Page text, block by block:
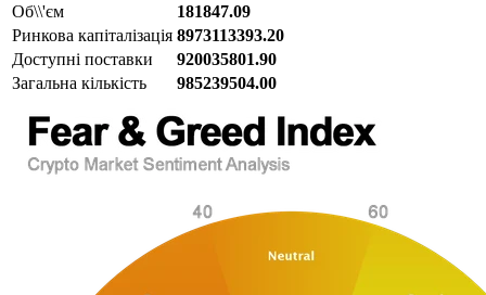
Об\\'єм
181847.09
Ринкова капіталізація 8973113393.20
Доступні поставки
920035801.90
Загальна кількість
985239504.00